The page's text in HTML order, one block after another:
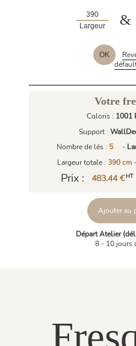
Largeur &
OK
Votre
Coloris : 1001
Support :
Nombre de lés : 5 -
Largeur totale :390 cm
Prix : 483.44 €HT
Ajouter au
Départ Atelier
8 - 10 jours